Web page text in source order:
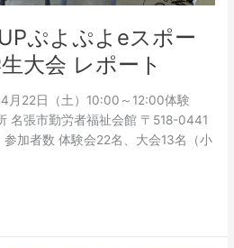
ぷよぷよeスポー
大会 レポート
月22日（土）10:00～12:00体験
名張市勤労者福祉会館 〒518-0441
加者数 体験会22名、大会13名（小